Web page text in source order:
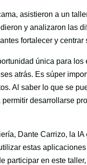
asistieron a un
y analizaron las
fortalecer y centrar
única para
atrás. Es súper
Al saber lo que se
desarrollarse
Dante Carrizo, la
estas
participar en este